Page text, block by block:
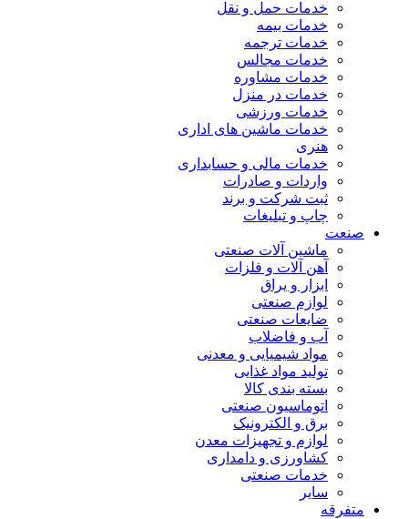
خدمات حمل و نقل
خدمات بیمه
خدمات ترجمه
خدمات مجالس
خدمات مشاوره
خدمات در منزل
خدمات ورزشی
خدمات ماشین های اداری
هنری
خدمات مالی و حسابداری
واردات و صادرات
ثبت شرکت و برند
چاپ و تبلیغات
صنعت
ماشین آلات صنعتی
آهن آلات و فلزات
ابزار و یراق
لوازم صنعتی
ضایعات صنعتی
آب و فاضلاب
مواد شیمیایی و معدنی
تولید مواد غذایی
بسته بندی کالا
اتوماسیون صنعتی
برق و الکترونیک
لوازم و تجهیزات معدن
کشاورزی و دامداری
خدمات صنعتی
سایر
متفرقه